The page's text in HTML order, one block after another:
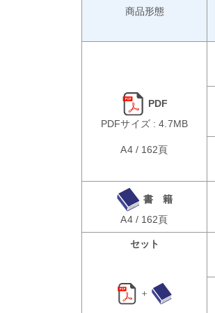
商品形態
PDF
PDFサイズ : 4.7MB
A4 / 162頁
書 籍
A4 / 162頁
セット
＋